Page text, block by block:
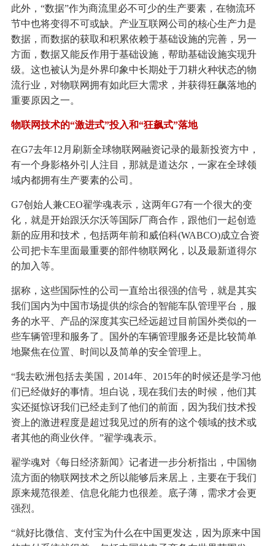
此外，“数据”作为商流里必不可少的生产要素，在物流环
节中也将变得不可或缺。产业互联网公司的核心生产力是
数据，而数据的获取和积累依赖于基础设施的完善，另一
方面，数据又能反作用于基础设施，帮助基础设施实现升
级。这也被认为是外界印象中长期处于刀耕火种状态的物
流行业，对物联网拥有如此巨大需求，并获得狂飙落地的
重要原因之一。
物联网技术的“激进式”投入和“狂飙式”落地
在G7去年12月刷新全球物联网融资记录的最新投资方中，
有一个身影格外引人注目，那就是道达尔，一家在全球领
域内都拥有生产要素的公司。
G7创始人兼CEO翟学魂表示，这两年G7有一个很大的变
化，就是开始跟沃尔沃等国际厂商合作，跟他们一起创造
新的应用和技术，包括两年前和威伯科(WABCO)成立合资
公司把卡车里面最重要的部件物联网化，以及最新道得尔
的加入等。
据称，这些国际性的公司一直给出很强的信号，就是其实
我们国内为中国市场提供的综合的智能车队管理平台，服
务的水平、产品的深度其实已经远超过目前国外类似的一
些车辆管理和服务了。国外的车辆管理服务还是比较简单
地聚焦在位置、时间以及简单的安全管理上。
“我去欧洲包括去美国，2014年、2015年的时候还是学习他
们已经做好的事情。坦白说，现在我们去的时候，他们其
实还挺惊讶我们已经走到了他们的前面，因为我们技术投
资上的激进程度是超过我见过的所有的这个领域的技术或
者其他的商业伙伴。”翟学魂表示。
翟学魂对《每日经济新闻》记者进一步分析指出，中国物
流方面的物联网技术之所以能够后来居上，主要在于我们
原来规范很差、信息化能力也很差。底子薄，需求才会更
强烈。
“就好比微信、支付宝为什么在中国更发达，因为原来中国